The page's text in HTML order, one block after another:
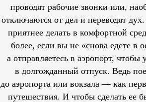
проводят рабочие звонки или,
отключаются от дел и переводят
приятнее делать в комфортной
более, если вы не «снова едете в
а отправляетесь в аэропорт, чтобы
в долгожданный отпуск. Ведь
до аэропорта или вокзала — как
путешествия. И чтобы сделать ее